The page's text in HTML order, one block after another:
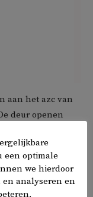
aan het azc van
deur openen
dan ga je
de
in.
een optimale
we hierdoor
en analyseren en